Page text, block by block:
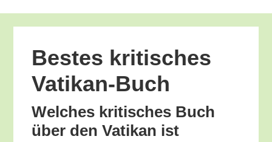
Bes­tes kri­ti­sches
Vatikan-Buch
Wel­ches kri­ti­sches Buch
über den Vati­kan ist